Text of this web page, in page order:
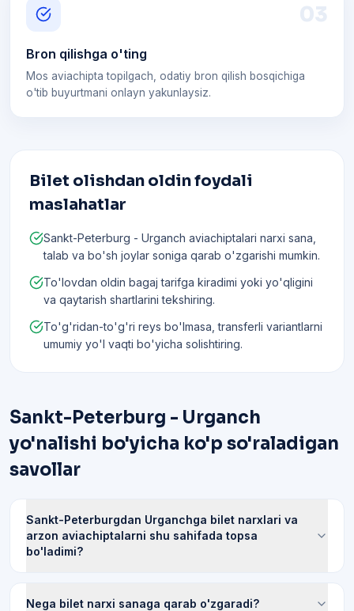
03
Bron qilishga o'ting
Mos aviachipta topilgach, odatiy bron qilish bosqichiga
o'tib buyurtmani onlayn yakunlaysiz.
Bilet olishdan oldin foydali
maslahatlar
Sankt-Peterburg - Urganch aviachiptalari narxi sana,
talab va bo'sh joylar soniga qarab o'zgarishi mumkin.
To'lovdan oldin bagaj tarifga kiradimi yoki yo'qligini
va qaytarish shartlarini tekshiring.
To'g'ridan-to'g'ri reys bo'lmasa, transferli variantlarni
umumiy yo'l vaqti bo'yicha solishtiring.
Sankt-Peterburg - Urganch
yo'nalishi bo'yicha ko'p so'raladigan
savollar
Sankt-Peterburgdan Urganchga bilet narxlari va
arzon aviachiptalarni shu sahifada topsa
bo'ladimi?
Nega bilet narxi sanaga qarab o'zgaradi?